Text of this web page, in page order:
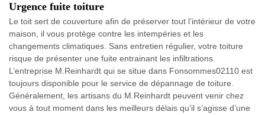
Urgence fuite toiture
Le toit sert de couverture afin de préserver tout l’intérieur de votre
maison, il vous protège contre les intempéries et les
changements climatiques. Sans entretien régulier, votre toiture
risque de présenter une fuite entrainant les infiltrations.
L’entreprise M.Reinhardt qui se situe dans Fonsommes02110 est
toujours disponible pour le service de dépannage de toiture.
Généralement, les artisans du M.Reinhardt peuvent venir chez
vous à tout moment dans les meilleurs délais qu’il s’agisse d’une